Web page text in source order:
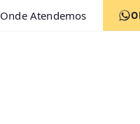
Onde Atendemos